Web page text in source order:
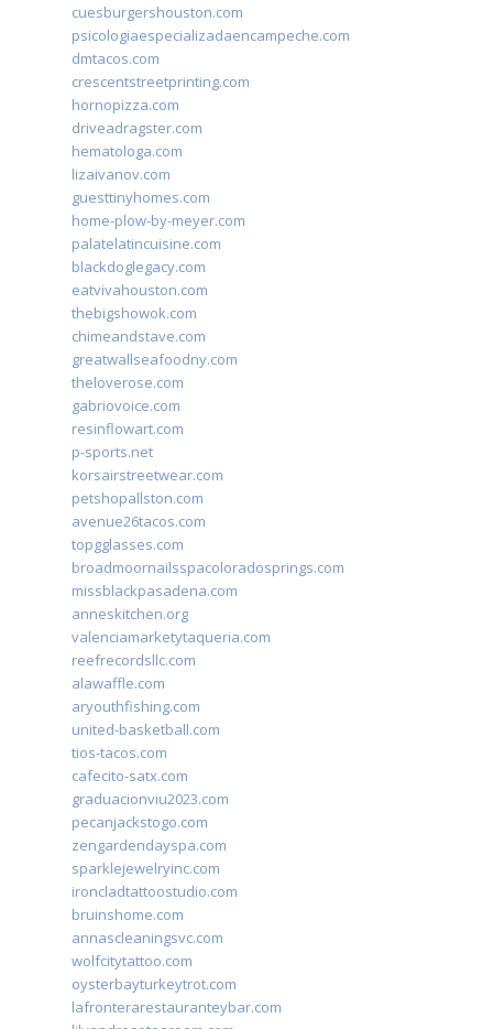
cuesburgershouston.com
psicologiaespecializadaencampeche.com
dmtacos.com
crescentstreetprinting.com
hornopizza.com
driveadragster.com
hematologa.com
lizaivanov.com
guesttinyhomes.com
home-plow-by-meyer.com
palatelatincuisine.com
blackdoglegacy.com
eatvivahouston.com
thebigshowok.com
chimeandstave.com
greatwallseafoodny.com
theloverose.com
gabriovoice.com
resinflowart.com
p-sports.net
korsairstreetwear.com
petshopallston.com
avenue26tacos.com
topgglasses.com
broadmoornailsspacoloradosprings.com
missblackpasadena.com
anneskitchen.org
valenciamarketytaqueria.com
reefrecordsllc.com
alawaffle.com
aryouthfishing.com
united-basketball.com
tios-tacos.com
cafecito-satx.com
graduacionviu2023.com
pecanjackstogo.com
zengardendayspa.com
sparklejewelryinc.com
ironcladtattoostudio.com
bruinshome.com
annascleaningsvc.com
wolfcitytattoo.com
oysterbayturkeytrot.com
lafronterarestauranteybar.com